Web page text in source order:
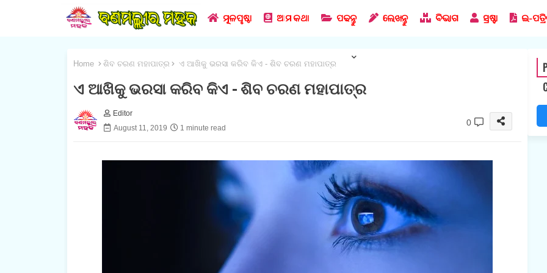
ମୂଳପୃଷ୍ଠା ଆମ କଥା ପଢନ୍ତୁ ଲେଖନ୍ତୁ ବିଭାଗ ସ୍ରଷ୍ଟା ଇ-
Home ଶିବ ଚରଣ ମହାପାତ୍ର ଏ ଆଖିକୁ ଭରସା କରିବ କିଏ - ଶିବ ଚରଣ ମହାପାତ୍ର
ଏ ଆଖିକୁ ଭରସା କରିବ କିଏ - ଶିବ ଚରଣ ମହାପାତ୍ର
Editor
August 11, 2019
1 minute read
0